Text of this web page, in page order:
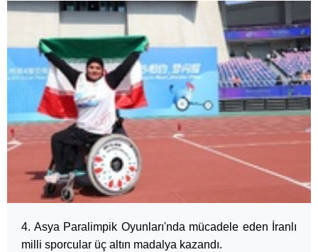
4. Asya Paralimpik Oyunları'nda mücadele eden İranlı
milli sporcular üç altın madalya kazandı.